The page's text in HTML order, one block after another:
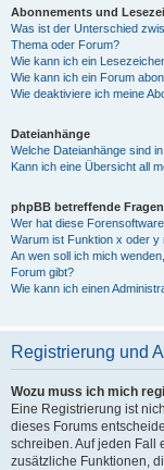
Abonnements und
Was ist der Unterschied
Thema oder Forum?
Wie kann ich ein
Wie kann ich ein Forum
Wie deaktiviere ich meine
Dateianhänge
Welche Dateianhänge sind
Kann ich eine Übersicht all
phpBB betreffende Fragen
Wer hat diese
Warum ist Funktion x oder y
An wen soll ich mich
Forum gibt?
Wie kann ich einen
Registrierung und
Wozu muss ich mich
Eine Registrierung ist
dieses Forums
schreiben. Auf jeden Fall
zusätzliche Funktionen,